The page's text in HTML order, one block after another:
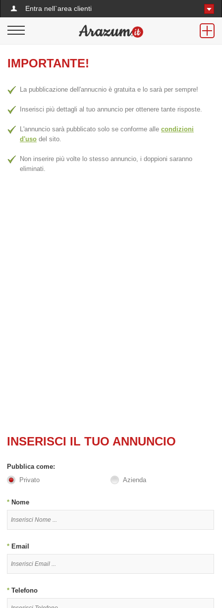
Entra nell`area clienti
IMPORTANTE!
La pubblicazione dell'annucnio è gratuita e lo sarà per sempre!
Inserisci più dettagli al tuo annuncio per ottenere tante risposte.
L'annuncio sarà pubblicato solo se conforme alle condizioni
d'uso del sito.
Non inserire più volte lo stesso annuncio, i doppioni saranno
eliminati.
INSERISCI IL TUO ANNUNCIO
Pubblica come:
Privato
Azienda
* Nome
* Email
* Telefono